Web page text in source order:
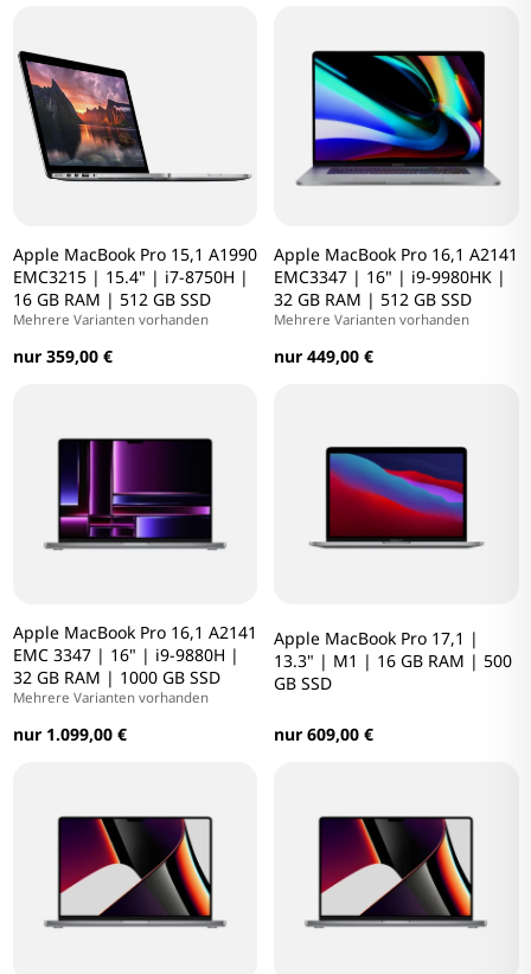
Apple MacBook Pro 15,1 A1990
EMC3215 | 15.4" | i7-8750H |
16 GB RAM | 512 GB SSD
Mehrere Varianten vorhanden
nur 359,00 €
Apple MacBook Pro 16,1 A2141
EMC3347 | 16" | i9-9980HK |
32 GB RAM | 512 GB SSD
Mehrere Varianten vorhanden
nur 449,00 €
Apple MacBook Pro 16,1 A2141
EMC 3347 | 16" | i9-9880H |
32 GB RAM | 1000 GB SSD
Mehrere Varianten vorhanden
nur 1.099,00 €
Apple MacBook Pro 17,1 |
13.3" | M1 | 16 GB RAM | 500
GB SSD
nur 609,00 €